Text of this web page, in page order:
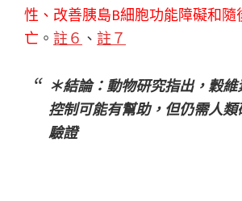
性、改善胰島B細胞功能障礙和隨
亡 。 註６ 、 註７
＊結論：動物研究指出，穀
控制可能有幫助，但仍需人
驗證